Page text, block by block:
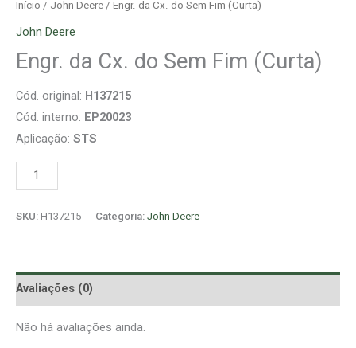
Início / John Deere / Engr. da Cx. do Sem Fim (Curta)
John Deere
Engr. da Cx. do Sem Fim (Curta)
Cód. original: H137215
Cód. interno: EP20023
Aplicação: STS
SKU: H137215 Categoria: John Deere
Avaliações (0)
Não há avaliações ainda.